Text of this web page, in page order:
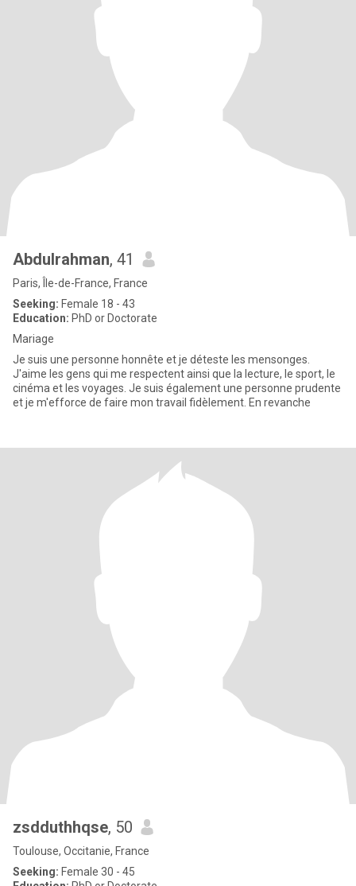
Abdulrahman, 41
Paris, Île-de-France, France
Seeking: Female 18 - 43
Education: PhD or Doctorate
Mariage
Je suis une personne honnête et je déteste les mensonges.
J'aime les gens qui me respectent ainsi que la lecture, le sport, le
cinéma et les voyages. Je suis également une personne prudente
et je m'efforce de faire mon travail fidèlement. En revanche
zsdduthhqse, 50
Toulouse, Occitanie, France
Seeking: Female 30 - 45